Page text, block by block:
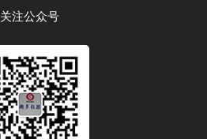
关注公众号